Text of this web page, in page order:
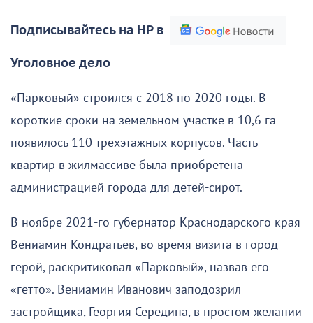
Подписывайтесь на НР в
Уголовное дело
«Парковый» строился с 2018 по 2020 годы. В
короткие сроки на земельном участке в 10,6 га
появилось 110 трехэтажных корпусов. Часть
квартир в жилмассиве была приобретена
администрацией города для детей-сирот.
В ноябре 2021-го губернатор Краснодарского края
Вениамин Кондратьев, во время визита в город-
герой, раскритиковал «Парковый», назвав его
«гетто». Вениамин Иванович заподозрил
застройщика, Георгия Середина, в простом желании